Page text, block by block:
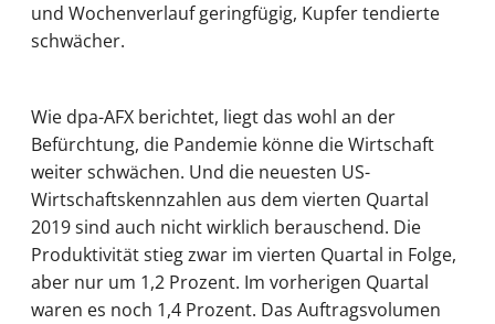
und Wochenverlauf geringfügig, Kupfer tendierte
schwächer.
Wie dpa-AFX berichtet, liegt das wohl an der
Befürchtung, die Pandemie könne die Wirtschaft
weiter schwächen. Und die neuesten US-
Wirtschaftskennzahlen aus dem vierten Quartal
2019 sind auch nicht wirklich berauschend. Die
Produktivität stieg zwar im vierten Quartal in Folge,
aber nur um 1,2 Prozent. Im vorherigen Quartal
waren es noch 1,4 Prozent. Das Auftragsvolumen